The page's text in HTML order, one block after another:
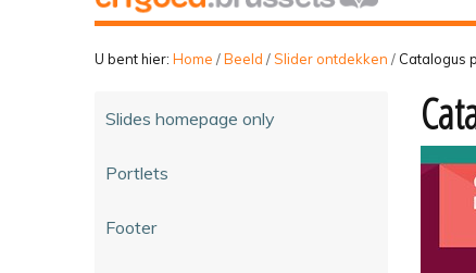
U bent hier: Home /Beeld /Slider ontdekken / Catalogus
Slides homepage only
Portlets
Footer